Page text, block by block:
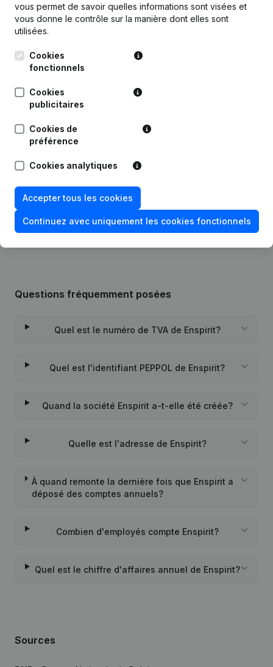
Personnel 0,6 0,6 2
Modification Forme Juridique - But -
Demissions, Nominations
Rubrique Constitution (Nouvelle
Personne Morale, Ouverture
Succursale, etc...)
Questions fréquemment posées
Quel est le numéro de TVA de Enspirit?
Quel est l'identifiant PEPPOL de Enspirit?
Quand la société Enspirit a-t-elle été créée?
Quelle est l'adresse de Enspirit?
À quand remonte la dernière fois que Enspirit a
déposé des comptes annuels?
Combien d'employés compte Enspirit?
Quel est le chiffre d'affaires annuel de Enspirit?
Sources
vous permet de savoir quelles informations sont visées et
vous donne le contrôle sur la manière dont elles sont
utilisées.
Cookies
fonctionnels
Cookies
publicitaires
Cookies de
préférence
Cookies analytiques
Accepter tous les cookies
Continuez avec uniquement les cookies fonctionnels